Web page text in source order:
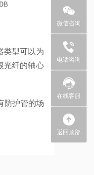
类型可以为
光纤的轴心
防护管的场
微信咨询
电话咨询
+86
在线客服
返回顶部